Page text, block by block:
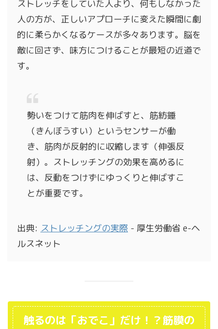
ストレッチをしていた人より、何もしなかった
人の方が、正しいアプローチに変えた瞬間に劇
的に柔らかくなるケースが多々あります。脳を
敵に回さず、味方につけることが最短の近道で
す。
勢いをつけて筋肉を伸ばすと、筋紡錘
（きんぼうすい）というセンサーが働
き、筋肉が反射的に収縮します（伸張反
射）。ストレッチングの効果を高めるに
は、反動をつけずにゆっくりと伸ばすこ
とが重要です。
出典: ストレッチングの実際 - 厚生労働省 e-ヘ
ルスネット
触るのは「おでこ」だけ！？筋膜の